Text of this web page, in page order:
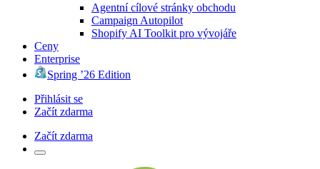
Agentní cílové stránky obchodu
Campaign Autopilot
Shopify AI Toolkit pro vývojáře
Ceny
Enterprise
Spring ’26 Edition
Přihlásit se
Začít zdarma
Začít zdarma